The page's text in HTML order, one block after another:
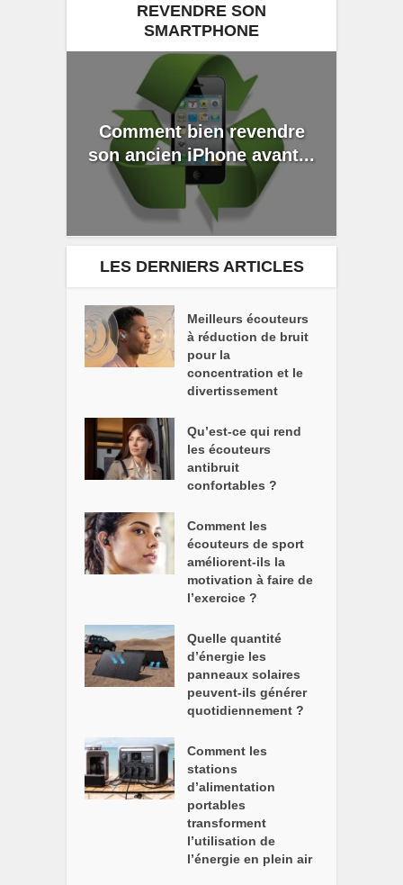
REVENDRE SON
SMARTPHONE
Comment bien revendre
son ancien iPhone avant...
LES DERNIERS ARTICLES
Meilleurs écouteurs
à réduction de bruit
pour la
concentration et le
divertissement
Qu’est-ce qui rend
les écouteurs
antibruit
confortables ?
Comment les
écouteurs de sport
améliorent-ils la
motivation à faire de
l’exercice ?
Quelle quantité
d’énergie les
panneaux solaires
peuvent-ils générer
quotidiennement ?
Comment les
stations
d’alimentation
portables
transforment
l’utilisation de
l’énergie en plein air